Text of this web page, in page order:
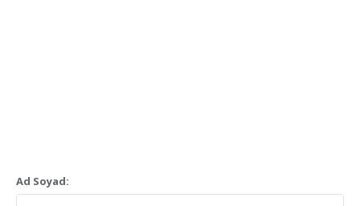
Ad Soyad: